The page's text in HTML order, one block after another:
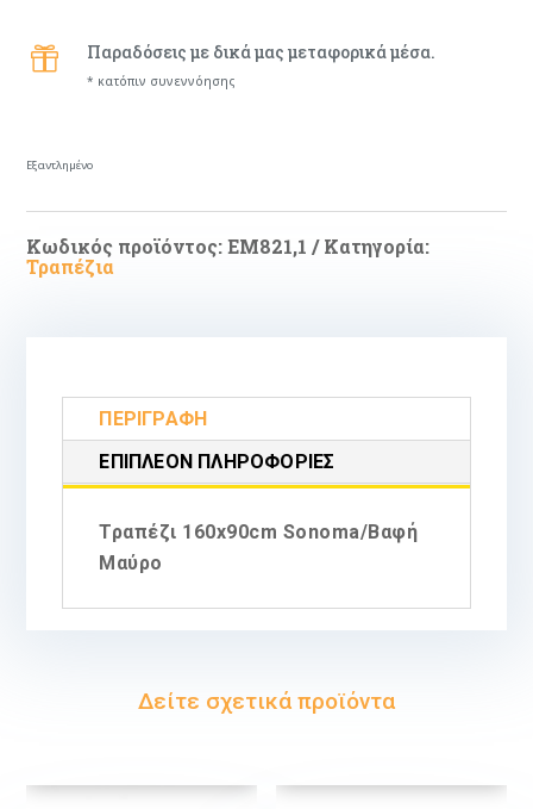
 Παραδόσεις με δικά μας μεταφορικά μέσα.
* κατόπιν συνεννόησης
Εξαντλημένο
Κωδικός προϊόντος:ΕΜ821,1
Κατηγορία:
Τραπέζια
ΠΕΡΙΓΡΑΦΉ
ΕΠΙΠΛΈΟΝ ΠΛΗΡΟΦΟΡΊΕΣ
Τραπέζι 160x90cm Sonoma/Βαφή
Μαύρο
Δείτε σχετικά προϊόντα